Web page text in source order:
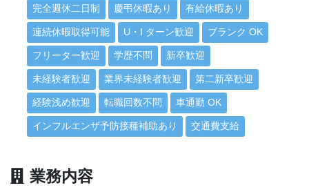
完全週休二日制 慶弔休暇あり 有給休暇あり
連続休暇取得可能 U・I ターン歓迎 ブランク OK
フリーター歓迎 学歴不問 新卒歓迎
未経験者歓迎 業界未経験者歓迎 第二新卒歓迎
経験浅め歓迎 転職回数不問 車通勤 OK
インフルエンザ予防接種補助あり 交通費支給
業務内容